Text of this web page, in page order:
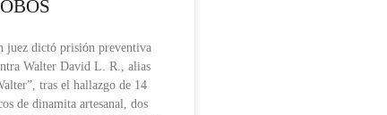
juez dictó prisión preventiva
Walter David L. R., alias
tras el hallazgo de 14
de dinamita artesanal, dos